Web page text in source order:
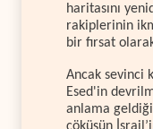
haritasını
rakiplerinin
bir fırsat
Ancak sevinci
Esed'in
anlama